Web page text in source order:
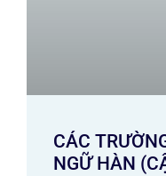
CÁC
NGỮ HÀN